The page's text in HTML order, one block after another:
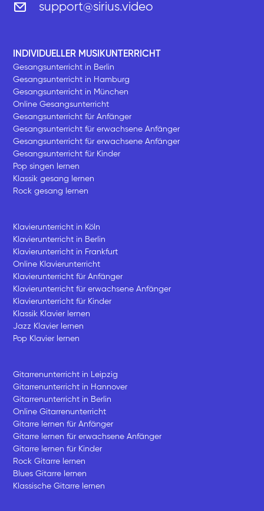
support@sirius.video
INDIVIDUELLER MUSIKUNTERRICHT
Gesangsunterricht in Berlin
Gesangsunterricht in Hamburg
Gesangsunterricht in München
Online Gesangsunterricht
Gesangsunterricht für Anfänger
Gesangsunterricht für erwachsene Anfänger
Gesangsunterricht für erwachsene Anfänger
Gesangsunterricht für Kinder
Pop singen lernen
Klassik gesang lernen
Rock gesang lernen
Klavierunterricht in Köln
Klavierunterricht in Berlin
Klavierunterricht in Frankfurt
Online Klavierunterricht
Klavierunterricht für Anfänger
Klavierunterricht für erwachsene Anfänger
Klavierunterricht für Kinder
Klassik Klavier lernen
Jazz Klavier lernen
Pop Klavier lernen
Gitarrenunterricht in Leipzig
Gitarrenunterricht in Hannover
Gitarrenunterricht in Berlin
Online Gitarrenunterricht
Gitarre lernen für Anfänger
Gitarre lernen für erwachsene Anfänger
Gitarre lernen für Kinder
Rock Gitarre lernen
Blues Gitarre lernen
Klassische Gitarre lernen